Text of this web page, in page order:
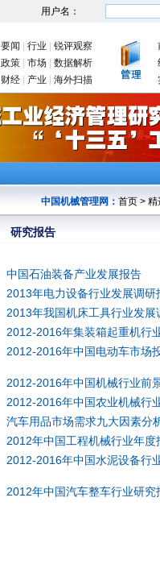
用户名：
要闻 行业
锐评观察
政策
市场
数据解析
财经
产业 海外扫描
中国机械管理网： 首页 > 精
研究报告
中国石油装备产业发展报告
2013年电力设备行业发展调研
2013年我国机床工具行业发展
2012-2016年集装箱起重机行
2012-2016年中国电动车市场
2012-2016年中国机械行业前
2012-2016年中国农业机械行
汽车用品市场需求九大因素分
2012年中国工程机械行业年度
2012-2016年中国水泥设备行
2012年中国汽车整车行业研